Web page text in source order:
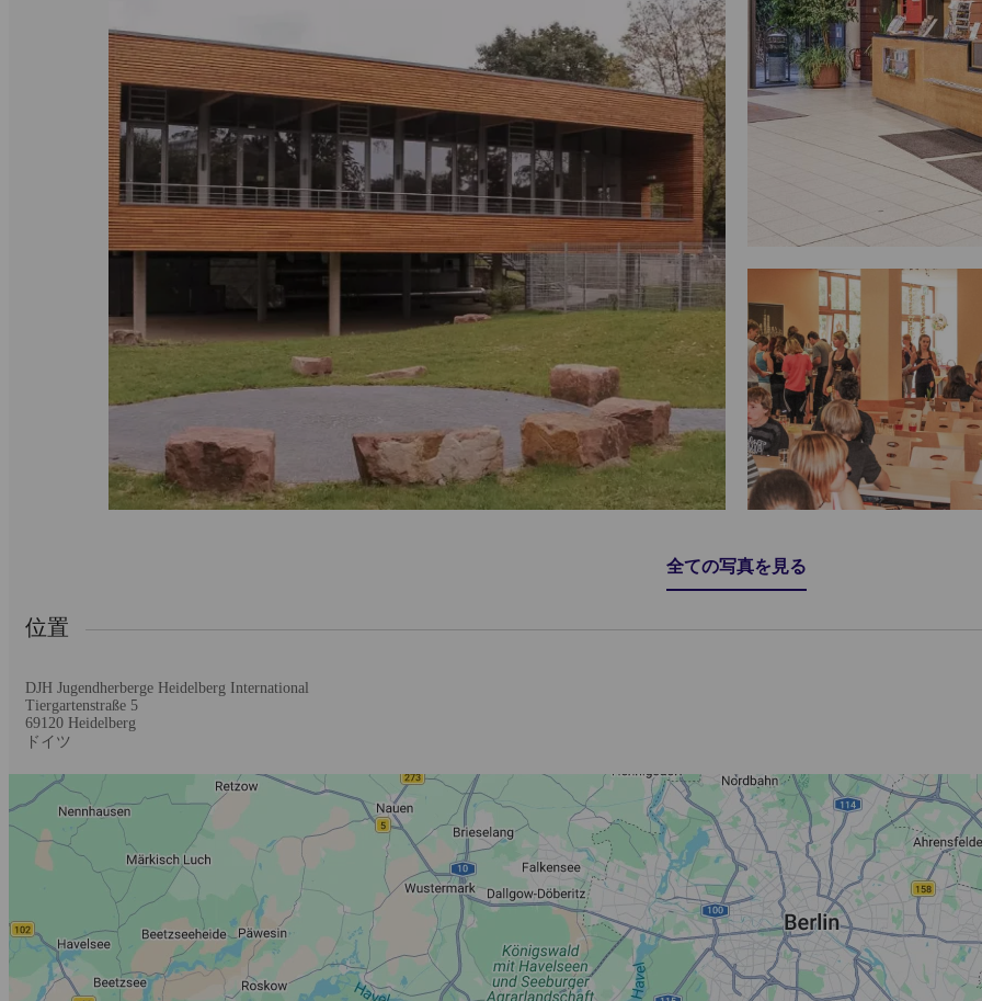
全ての写真を見る
位置
DJH Jugendherberge Heidelberg International
Tiergartenstraße 5
69120 Heidelberg
ドイツ